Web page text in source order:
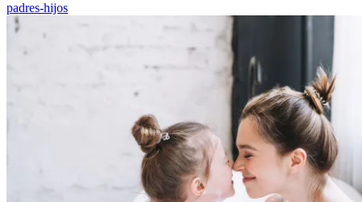
padres-hijos